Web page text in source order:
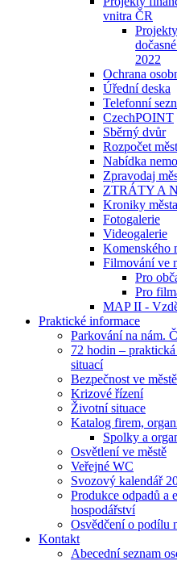
vnitra ČR
2022
Ochrana
Úřední deska
Telefonní
CzechPOINT
Sběrný dvůr
Rozpočet
Nabídka
Zpravodaj
ZTRÁTY A
Kroniky města
Fotogalerie
Videogalerie
Komenského
Filmování ve
Pro
Pro
MAP II -
Praktické informace
Parkování na nám.
72 hodin –
situací
Bezpečnost ve městě
Krizové řízení
Životní situace
Katalog firem,
Spolky a
Osvětlení ve městě
Veřejné WC
Svozový kalendář
Produkce odpadů a
hospodářství
Osvědčení o podílu
Kontakt
Abecední seznam